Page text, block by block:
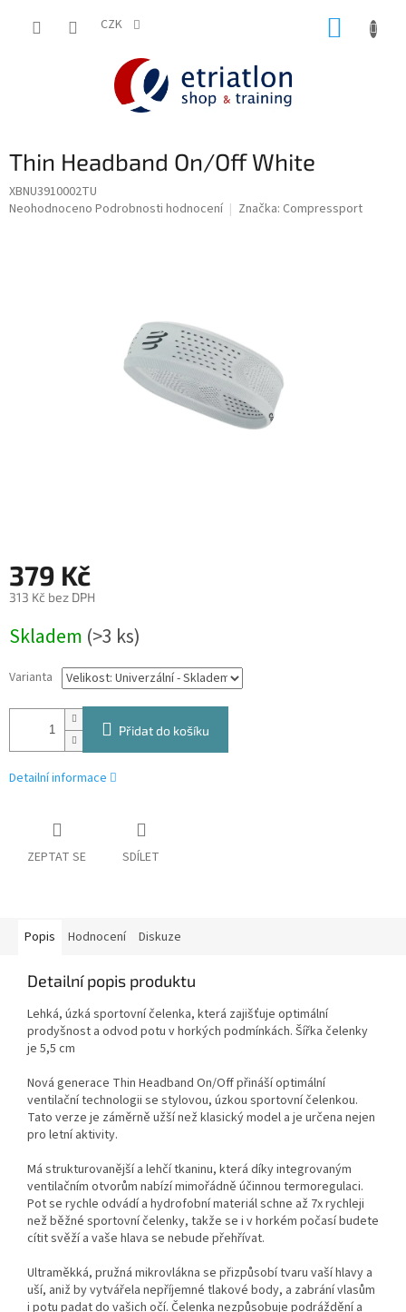
CZK
Thin Headband On/Off White
XBNU3910002TU
Průměrné
Neohodnoceno Podrobnosti hodnocení Značka: Compressport
379 Kč
313 Kč bez DPH
cena:
Skladem (>3 ks)
Varianta
Přidat do košíku
Detailní informace
ZEPTAT SE SDÍLET
Popis Hodnocení Diskuze
Detailní popis produktu
Lehká, úzká sportovní čelenka, která zajišťuje optimální
prodyšnost a odvod potu v horkých podmínkách. Šířka čelenky
je 5,5 cm
Nová generace Thin Headband On/Off přináší optimální
ventilační technologii se stylovou, úzkou sportovní čelenkou.
Tato verze je záměrně užší než klasický model a je určena nejen
pro letní aktivity.
Má strukturovanější a lehčí tkaninu, která díky integrovaným
ventilačním otvorům nabízí mimořádně účinnou termoregulaci.
Pot se rychle odvádí a hydrofobní materiál schne až 7x rychleji
než běžné sportovní čelenky, takže se i v horkém počasí budete
cítit svěží a vaše hlava se nebude přehřívat.
Ultraměkká, pružná mikrovlákna se přizpůsobí tvaru vaší hlavy a
uší, aniž by vytvářela nepříjemné tlakové body, a zabrání vlasům
i potu padat do vašich očí. Čelenka nezpůsobuje podráždění a
shop.etriatlon.cz - Chat